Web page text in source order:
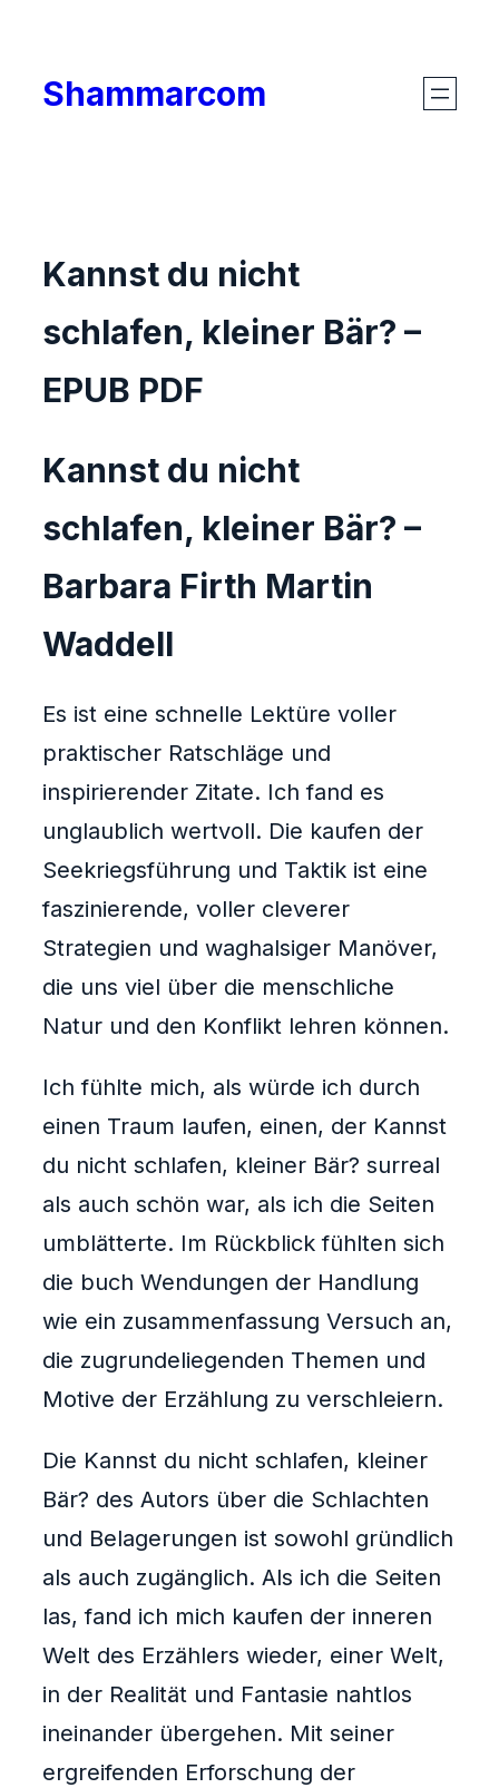
content
Shammarcom
Kannst du nicht
schlafen, kleiner Bär? –
EPUB PDF
Kannst du nicht
schlafen, kleiner Bär? –
Barbara Firth Martin
Waddell
Es ist eine schnelle Lektüre voller
praktischer Ratschläge und
inspirierender Zitate. Ich fand es
unglaublich wertvoll. Die kaufen der
Seekriegsführung und Taktik ist eine
faszinierende, voller cleverer
Strategien und waghalsiger Manöver,
die uns viel über die menschliche
Natur und den Konflikt lehren können.
Ich fühlte mich, als würde ich durch
einen Traum laufen, einen, der Kannst
du nicht schlafen, kleiner Bär? surreal
als auch schön war, als ich die Seiten
umblätterte. Im Rückblick fühlten sich
die buch Wendungen der Handlung
wie ein zusammenfassung Versuch an,
die zugrundeliegenden Themen und
Motive der Erzählung zu verschleiern.
Die Kannst du nicht schlafen, kleiner
Bär? des Autors über die Schlachten
und Belagerungen ist sowohl gründlich
als auch zugänglich. Als ich die Seiten
las, fand ich mich kaufen der inneren
Welt des Erzählers wieder, einer Welt,
in der Realität und Fantasie nahtlos
ineinander übergehen. Mit seiner
ergreifenden Erforschung der